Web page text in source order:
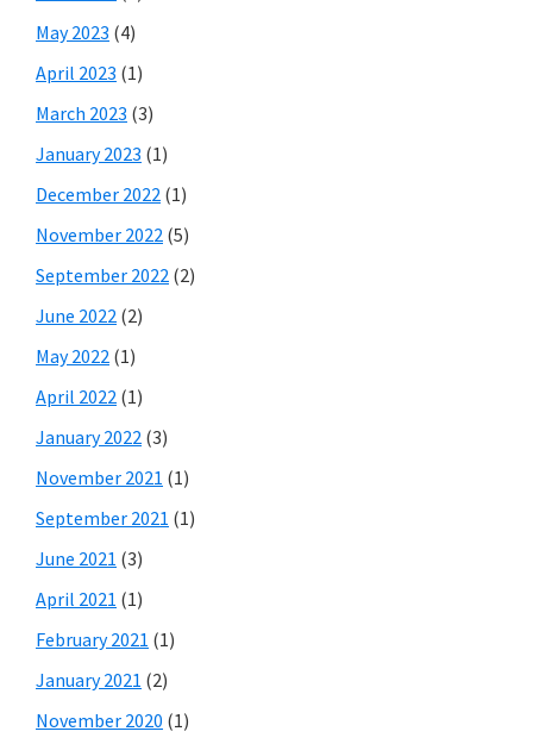
May 2023 (4)
April 2023 (1)
March 2023 (3)
January 2023 (1)
December 2022 (1)
November 2022 (5)
September 2022 (2)
June 2022 (2)
May 2022 (1)
April 2022 (1)
January 2022 (3)
November 2021 (1)
September 2021 (1)
June 2021 (3)
April 2021 (1)
February 2021 (1)
January 2021 (2)
November 2020 (1)